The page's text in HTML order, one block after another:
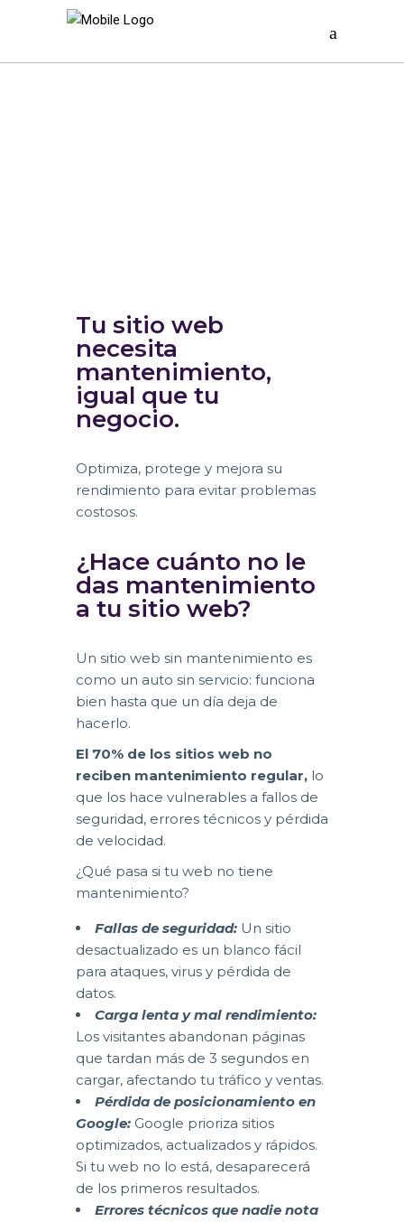
Tu sitio web
necesita
mantenimiento,
igual que tu
negocio.
Optimiza, protege y mejora su
rendimiento para evitar problemas
costosos.
¿Hace cuánto no le
das mantenimiento
a tu sitio web?
Un sitio web sin mantenimiento es
como un auto sin servicio: funciona
bien hasta que un día deja de
hacerlo.
El 70% de los sitios web no
reciben mantenimiento regular, lo
que los hace vulnerables a fallos de
seguridad, errores técnicos y pérdida
de velocidad.
¿Qué pasa si tu web no tiene
mantenimiento?
Fallas de seguridad: Un sitio
desactualizado es un blanco fácil
para ataques, virus y pérdida de
datos.
Carga lenta y mal rendimiento:
Los visitantes abandonan páginas
que tardan más de 3 segundos en
cargar, afectando tu tráfico y ventas.
Pérdida de posicionamiento en
Google: Google prioriza sitios
optimizados, actualizados y rápidos.
Si tu web no lo está, desaparecerá
de los primeros resultados.
Errores técnicos que nadie nota